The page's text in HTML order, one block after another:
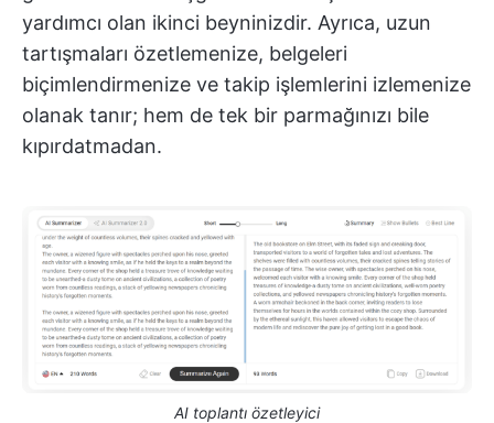
yardımcı olan ikinci beyninizdir. Ayrıca, uzun
tartışmaları özetlemenize, belgeleri
biçimlendirmenize ve takip işlemlerini izlemenize
olanak tanır; hem de tek bir parmağınızı bile
kıpırdatmadan.
AI toplantı özetleyici